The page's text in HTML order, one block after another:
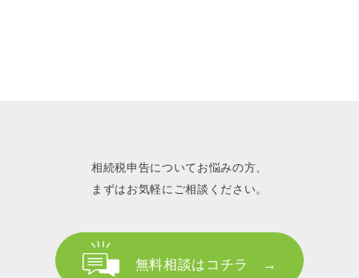
相続税申告についてお悩みの方、
まずはお気軽にご相談ください。
無料相談はコチラ →